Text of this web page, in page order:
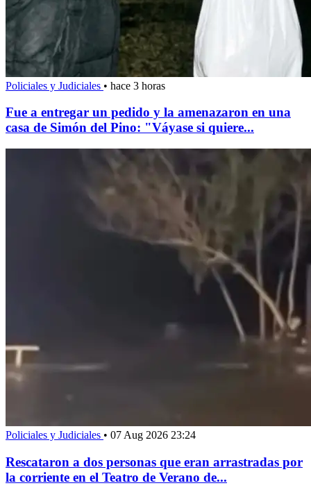
Policiales y Judiciales • hace 3 horas
Fue a entregar un pedido y la amenazaron en una
casa de Simón del Pino: "Váyase si quiere...
Policiales y Judiciales • 07 Aug 2026 23:24
Rescataron a dos personas que eran arrastradas por
la corriente en el Teatro de Verano de...